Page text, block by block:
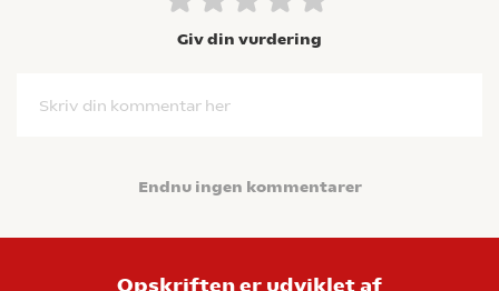
Giv din vurdering
Skriv din kommentar her
Endnu ingen kommentarer
Opskriften er udviklet af